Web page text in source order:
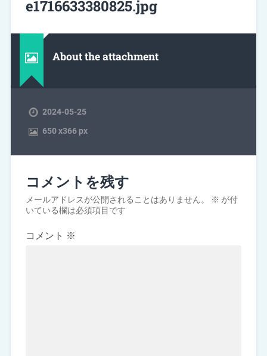
e1716633380825.jpg
About the attachment
2024-05-25
650x366 px
コメントを残す
メールアドレスが公開されることはありません。 ※ が付
いている欄は必須項目です
コメント ※